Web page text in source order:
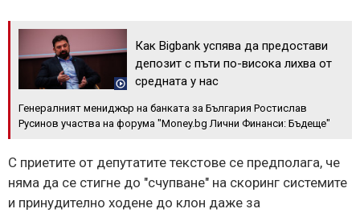
Как Bigbank успява да предостави
депозит с пъти по-висока лихва от
средната у нас
Генералният мениджър на банката за България Ростислав
Русинов участва на форума "Money.bg Лични Финанси: Бъдеще"
С приетите от депутатите текстове се предполага, че
няма да се стигне до "счупване" на скоринг системите
и принудително ходене до клон даже за